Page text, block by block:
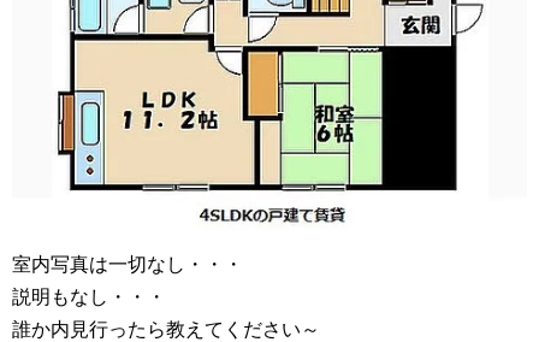
室内写真は一切なし・・・
説明もなし・・・
誰か内見行ったら教えてください～